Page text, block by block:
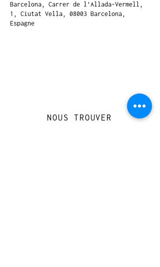
Barcelona, Carrer de l'Allada-Vermell,
1, Ciutat Vella, 08003 Barcelona,
Espagne
NOUS TROUVER